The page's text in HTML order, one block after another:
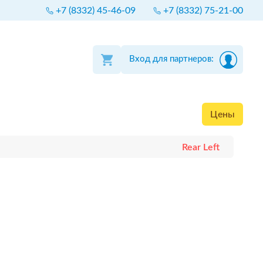
+7 (8332) 45-46-09 +7 (8332) 75-21-00
Вход для партнеров:
Цены
Rear Left